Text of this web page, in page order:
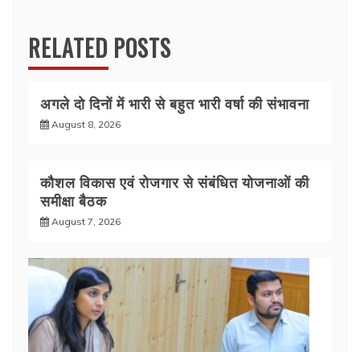
RELATED POSTS
अगले दो दिनों में भारी से बहुत भारी वर्षा की संभावना
August 8, 2026
कौशल विकास एवं रोजगार से संबंधित योजनाओं की
समीक्षा बैठक
August 7, 2026